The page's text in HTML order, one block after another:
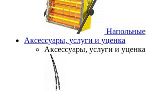
Напольные
Аксессуары, услуги и уценка
Аксессуары, услуги и уценка